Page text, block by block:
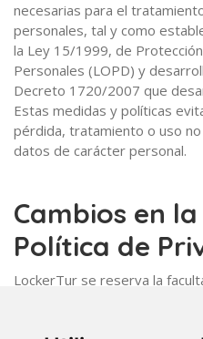
necesarias para el
personales, tal y como
la Ley 15/1999, de
Personales (LOPD) y
Decreto 1720/2007 que
Estas medidas y políticas
pérdida, tratamiento o uso
datos de carácter personal.
Cambios en
Política de
LockerTur se reserva la